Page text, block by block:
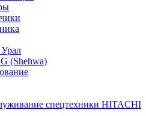
(Shehwa)
спецтехники HITACHI